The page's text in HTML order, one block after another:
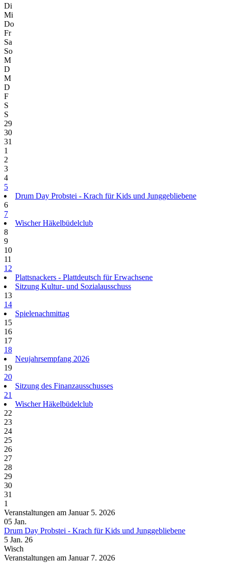
Di
Mi
Do
Fr
Sa
So
M
D
M
D
F
S
S
29
30
31
1
2
3
4
5
Drum Day Probstei - Krach für Kids und Junggebliebene
6
7
Wischer Häkelbüdelclub
8
9
10
11
12
Plattsnackers - Plattdeutsch für Erwachsene
Sitzung Kultur- und Sozialausschuss
13
14
Spielenachmittag
15
16
17
18
Neujahrsempfang 2026
19
20
Sitzung des Finanzausschusses
21
Wischer Häkelbüdelclub
22
23
24
25
26
27
28
29
30
31
1
Veranstaltungen am Januar 5. 2026
05 Jan.
Drum Day Probstei - Krach für Kids und Junggebliebene
5 Jan. 26
Wisch
Veranstaltungen am Januar 7. 2026